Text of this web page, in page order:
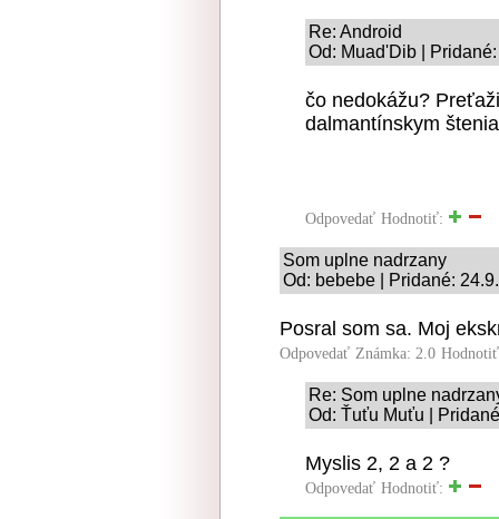
Re: Android
Od: Muad'Dib |
čo nedokážu?
dalmantínskym
Odpovedať Hodnotiť:
Som uplne nadrzany
Od: bebebe | Pridané:
Posral som sa. Moj
Odpovedať Známka: 2.0
Re: Som uplne
Od: Ťuťu Muťu |
Myslis 2, 2 a 2 ?
Odpovedať Hodnotiť: